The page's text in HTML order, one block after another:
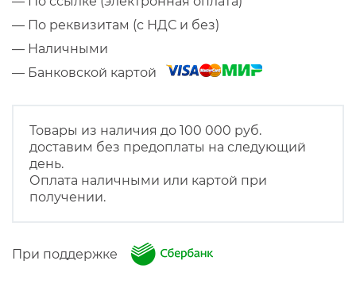
— По реквизитам (с НДС и без)
— Наличными
— Банковской картой
Товары из наличия до 100 000 руб.
доставим без предоплаты на следующий
день.
Оплата наличными или картой при
получении.
При поддержке